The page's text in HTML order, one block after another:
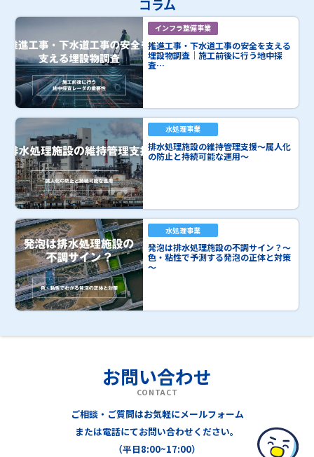
コラム
インフラ整備事業
推進工事・下水道工事の安全を支える
埋設物調査｜施工前後に行う地中探
査…
水処理事業
排水処理施設の維持管理支援～属人化
の防止と持続可能な運用～
水処理事業
発泡は排水処理施設の不調サイン？～
色・粘性で予測する発泡の正体と対策
～
お問い合わせ
CONTACT
ご相談・ご質問はお気軽にメールフォーム
または電話にてお問い合わせください。
（平日8:00~17:00）